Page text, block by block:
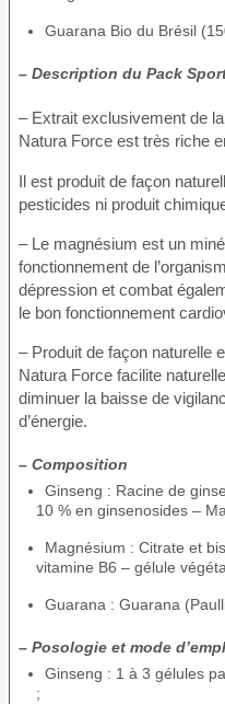
Guarana Bio du Brésil
– Description du Pack
– Extrait exclusivement de
Natura Force est très riche
Il est produit de façon
pesticides ni produit
– Le magnésium est un
fonctionnement de
dépression et combat
le bon fonctionnement
– Produit de façon naturelle
Natura Force facilite
diminuer la baisse de
d’énergie.
– Composition
Ginseng : Racine de
10 % en ginsenosides –
Magnésium : Citrate et
vitamine B6 – gélule
Guarana : Guarana
– Posologie et mode
Ginseng : 1 à 3 gélules
;